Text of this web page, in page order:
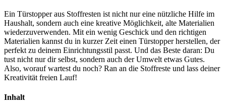
Ein Türstopper aus Stoffresten ist nicht nur eine nützliche Hilfe im
Haushalt, sondern auch eine kreative Möglichkeit, alte Materialien
wiederzuverwenden. Mit ein wenig Geschick und den richtigen
Materialien kannst du in kurzer Zeit einen Türstopper herstellen, der
perfekt zu deinem Einrichtungsstil passt. Und das Beste daran: Du
tust nicht nur dir selbst, sondern auch der Umwelt etwas Gutes.
Also, worauf wartest du noch? Ran an die Stoffreste und lass deiner
Kreativität freien Lauf!
Inhalt